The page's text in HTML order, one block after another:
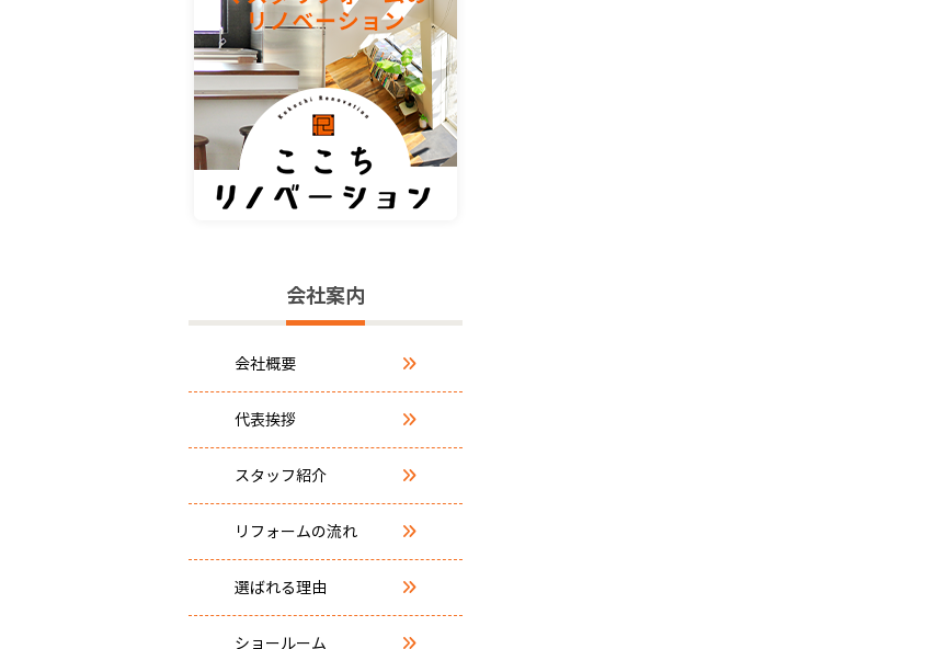
会社案内
会社概要
代表挨拶
スタッフ紹介
リフォームの流れ
選ばれる理由
ショールーム